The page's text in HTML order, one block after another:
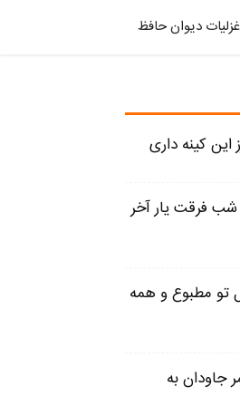
غزلیات دیوان حافظ
و شب فرقت یار آخر
شکل تو مطبوع و همه